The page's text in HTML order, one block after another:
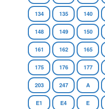
134 135 140
148 149 150
161 162 165
175 176 177
203 247 A
E1 E4 E